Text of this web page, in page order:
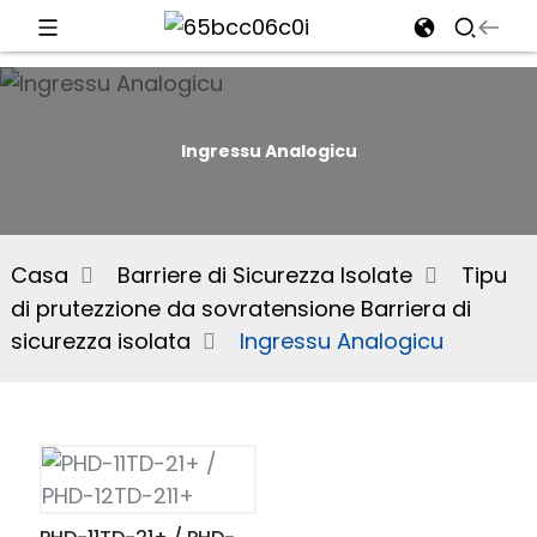
Ingressu Analogicu
Casa Barriere di Sicurezza Isolate
Tipu
di prutezzione da sovratensione Barriera di
sicurezza isolata
Ingressu Analogicu